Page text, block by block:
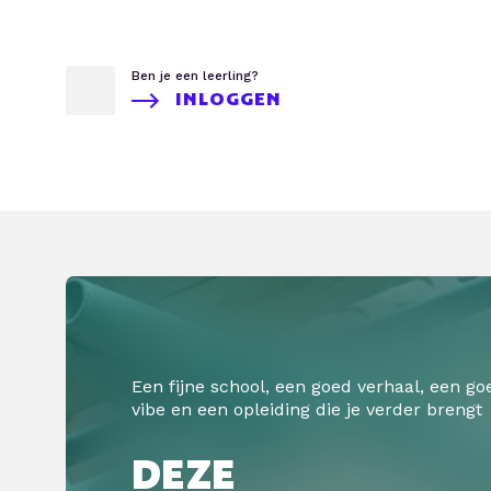
Ben je een leerling?
INLOGGEN
Een fijne school, een goed verhaal, een
vibe en een opleiding die je verder brengt
DEZE